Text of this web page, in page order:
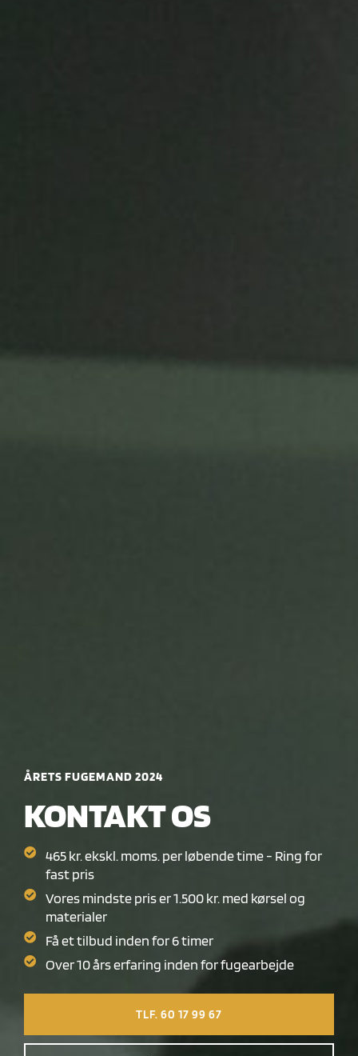
ÅRETS FUGEMAND 2024
KONTAKT OS
465 kr. ekskl. moms. per løbende time - Ring for
fast pris
Vores mindste pris er 1.500 kr. med kørsel og
materialer
Få et tilbud inden for 6 timer
Over 10 års erfaring inden for fugearbejde
TLF. 60 17 99 67